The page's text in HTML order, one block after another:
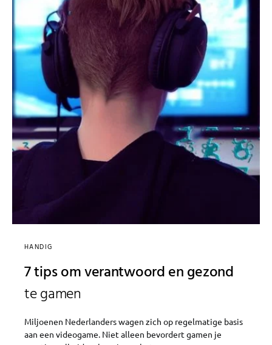
HANDIG
7 tips om verantwoord en gezond
te gamen
Miljoenen Nederlanders wagen zich op regelmatige basis
aan een videogame. Niet alleen bevordert gamen je